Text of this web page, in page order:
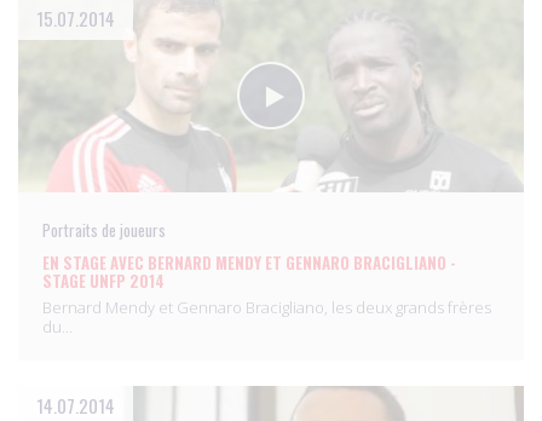
15.07.2014
Portraits de joueurs
EN STAGE AVEC BERNARD MENDY ET GENNARO BRACIGLIANO -
STAGE UNFP 2014
Bernard Mendy et Gennaro Bracigliano, les deux grands frères
du…
14.07.2014